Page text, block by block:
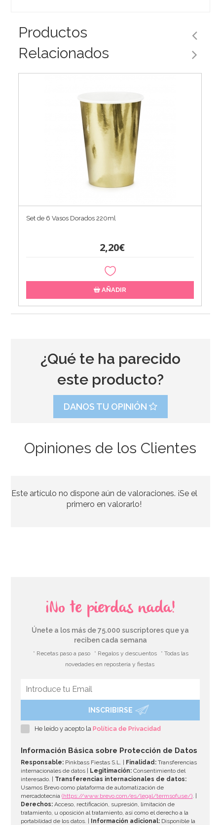
Productos
Relacionados
Set de 6 Vasos Dorados 220ml
2,20€
AÑADIR
4,50€
Juego de 20 Servilletas Doradas
AÑADIR
¿Qué te ha parecido
este producto?
DANOS TU OPINIÓN
Opiniones de los Clientes
Este artículo no dispone aún de valoraciones. ¡Se el
primero en valorarlo!
¡No te pierdas nada!
Únete a los más de 75.000 suscriptores que ya
reciben cada semana
* Recetas paso a paso * Regalos y descuentos
* Todas las
novedades en repostería y fiestas
INSCRIBIRSE
He leído y acepto laPolítica de Privacidad
Información Básica sobre Protección de Datos
Responsable: Pinkbass Fiestas S.L. | Finalidad: Transferencias
internacionales de datos |
Legitimación: Consentimiento del
interesado. | Transferencias internacionales de datos:
Usamos Brevo como plataforma de automatización de
mercadotecnia(https://www.brevo.com/es/legal/termsofuse/). |
Derechos: Acceso, rectificación, supresión, limitación de
tratamiento, u oposición al tratamiento, así como el derecho a la
portabilidad de los datos. |
Información adicional: Disponible la